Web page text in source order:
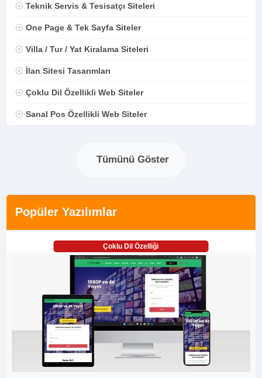
Teknik Servis & Tesisatçı Siteleri
One Page & Tek Sayfa Siteler
Villa / Tur / Yat Kiralama Siteleri
İlan Sitesi Tasarımları
Çoklu Dil Özellikli Web Siteler
Sanal Pos Özellikli Web Siteler
Tümünü Göster
Popüler Yazılımlar
Çoklu Dil Özelliği